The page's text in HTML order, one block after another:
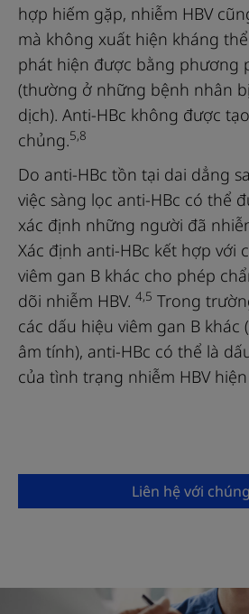
hợp hiếm gặp, nhiễm HBV
mà không xuất hiện kháng
phát hiện được bằng phương
(thường ở những bệnh nhân
dịch). Anti-HBc không được
chủng.5,8
Do anti-HBc tồn tại dai dẳng
việc sàng lọc anti-HBc có thể
xác định những người đã
Xác định anti-HBc kết hợp với
viêm gan B khác cho phép
dõi nhiễm HBV. 4,5 Trong
các dấu hiệu viêm gan B khác
âm tính), anti-HBc có thể là
của tình trạng nhiễm HBV
Liên hệ với